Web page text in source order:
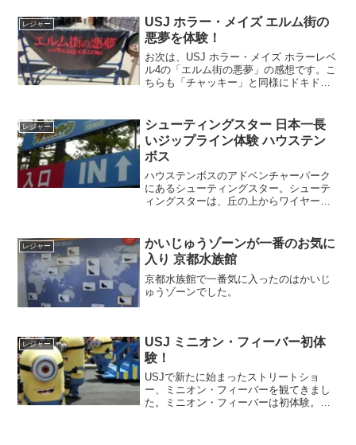
レジャー
USJ ホラー・メイズ エルム街の
悪夢を体験！
お次は、USJ ホラー・メイズ ホラーレベ
ル4の「エルム街の悪夢」の感想です。こ
ちらも「チャッキー」と同様にドキドキ
レジャー
シューティングスター 日本一長
いジップライン体験 ハウステン
ボス
ハウステンボスのアドベンチャーパーク
にあるシューティングスター。シューテ
ィングスターは、丘の上からワイヤーロ
ハウステンボスのアトラクションはコ
レ！
レジャー
かいじゅうゾーンが一番のお気に
入り 京都水族館
京都水族館で一番気に入ったのはかいじ
ゅうゾーンでした。
レジャー
USJ ミニオン・フィーバー初体
験！
USJで新たに始まったストリートショ
ー、ミニオン・フィーバーを観てきまし
た。ミニオン・フィーバーは初体験。と